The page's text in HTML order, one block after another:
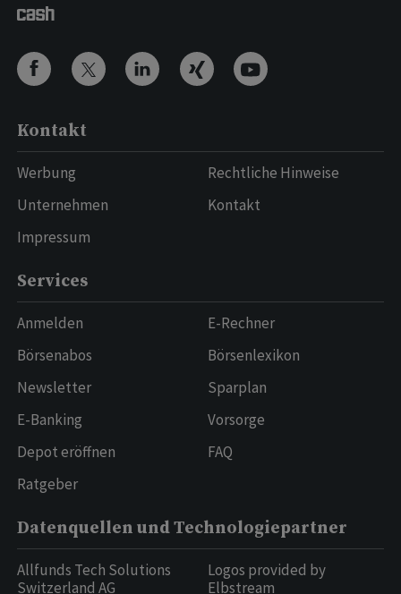
Kontakt
Werbung
Unternehmen
Impressum
Rechtliche Hinweise
Kontakt
Services
Anmelden
Börsenabos
Newsletter
E-Banking
Depot eröffnen
Ratgeber
E-Rechner
Börsenlexikon
Sparplan
Vorsorge
FAQ
Datenquellen und Technologiepartner
Allfunds Tech Solutions
Switzerland AG
Logos provided by
Elbstream